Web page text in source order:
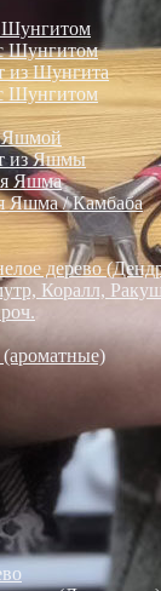
Шунгитом
Шунгитом
из Шунгита
Шунгитом
Яшмой
из Яшмы
Яшма
Яшма / Камбаба
дерево
Коралл,
(ароматные)